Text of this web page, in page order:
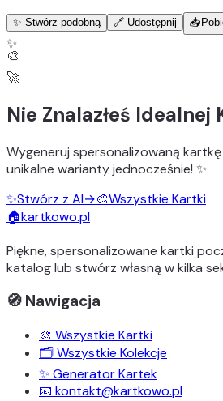
✨ Stwórz podobną 🔗 Udostępnij 📥
✨
🎨
🚀
Nie Znalazłeś Idealnej
Wygeneruj spersonalizowaną kartkę
unikalne wariantyjednocześnie! ✨
✨Stwórz z AI→🎨Wszystkie Kartki
🏠kartkowo.pl
Piękne, spersonalizowane kartki
katalog lub stwórz własną w kilka
🧭 Nawigacja
🎨 Wszystkie Kartki
🗂️ Wszystkie Kolekcje
✨ Generator Kartek
📧 kontakt@kartkowo.pl